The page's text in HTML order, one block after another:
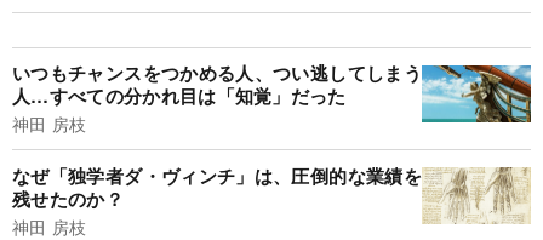
いつもチャンスをつかめる人、つい逃してしまう
人…すべての分かれ目は「知覚」だった
神田 房枝
なぜ「独学者ダ・ヴィンチ」は、圧倒的な業績を
残せたのか？
神田 房枝